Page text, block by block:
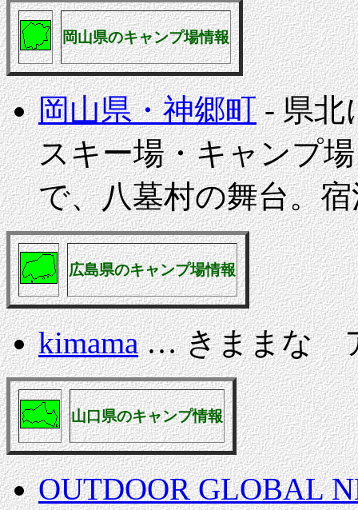
岡山県のキャンプ場情報
岡山県・神郷町- 県北
スキー場・キャンプ
で、八墓村の舞台。
広島県のキャンプ場情報
kimama… きままな
山口県のキャンプ情報
OUTDOOR GLOBAL